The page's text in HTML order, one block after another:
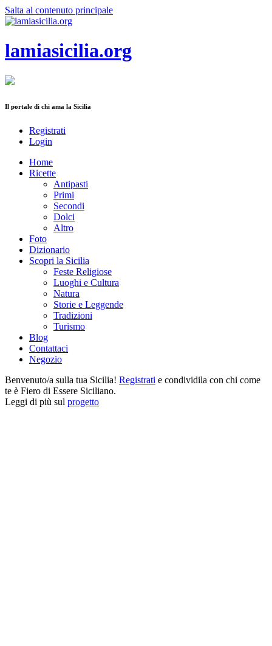
Salta al contenuto principale
lamiasicilia.org
Il portale di chi ama la Sicilia
Registrati
Login
Home
Ricette
Antipasti
Primi
Secondi
Dolci
Altro
Foto
Dizionario
Scopri la Sicilia
Feste Religiose
Luoghi e Cultura
Natura
Storie e Leggende
Tradizioni
Turismo
Blog
Contattaci
Negozio
Benvenuto/a sulla tua Sicilia! Registrati e condividila con chi come
te è Fiero di Essere Siciliano.
Leggi di più sul progetto